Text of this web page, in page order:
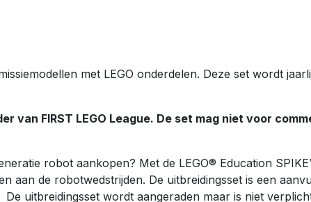
met LEGO onderdelen. Deze set wordt
van FIRST LEGO League. De set mag niet voor
robot aankopen? Met de LEGO® Education
aan de robotwedstrijden. De uitbreidingsset is een
uitbreidingsset wordt aangeraden maar is niet